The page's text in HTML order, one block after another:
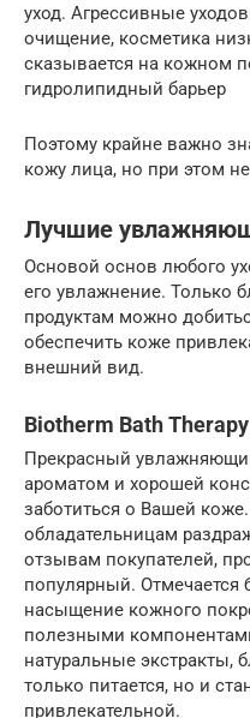
уход. Агрессивные
очищение, косметика
сказывается на кожном
гидролипидный барьер
Поэтому крайне важно
кожу лица, но при этом
Лучшие
Основой основ любого
его увлажнение. Только
продуктам можно
обеспечить коже
внешний вид.
Biotherm Bath
Прекрасный
ароматом и хорошей
заботиться о Вашей
обладательницам
отзывам покупателей,
популярный. Отмечается
насыщение кожного
полезными
натуральные экстракты,
только питается, но и
привлекательной.